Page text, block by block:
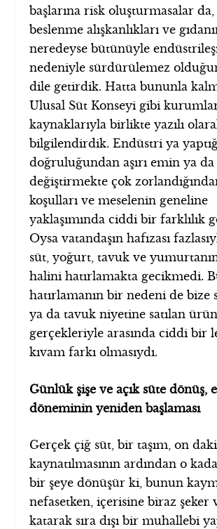
başlarına risk oluşturmasalar
beslenme alışkanlıkları ve
neredeyse bütünüyle
nedeniyle sürdürülemez
dile getirdik. Hatta bununla
Ulusal Süt Konseyi gibi
kaynaklarıyla birlikte yazılı
bilgilendirdik. Endüstri ya
doğruluğundan aşırı emin ya
değiştirmekte çok
koşulları ve meselenin geneline
yaklaşımında ciddi bir farklılık
Oysa vatandaşın hafızası
süt, yoğurt, tavuk ve
halini hatırlamakta gecikmedi.
hatırlamanın bir nedeni de bize
ya da tavuk niyetine satılan
gerçekleriyle arasında ciddi bir
kıvam farkı olmasıydı.
Günlük şişe ve açık süte dönüş,
döneminin yeniden başlaması
Gerçek çiğ süt, bir taşım, on
kaynatılmasının ardından o
bir şeye dönüşür ki, bunun
nefasetken, içerisine biraz şeker
katarak sıra dışı bir muhallebi